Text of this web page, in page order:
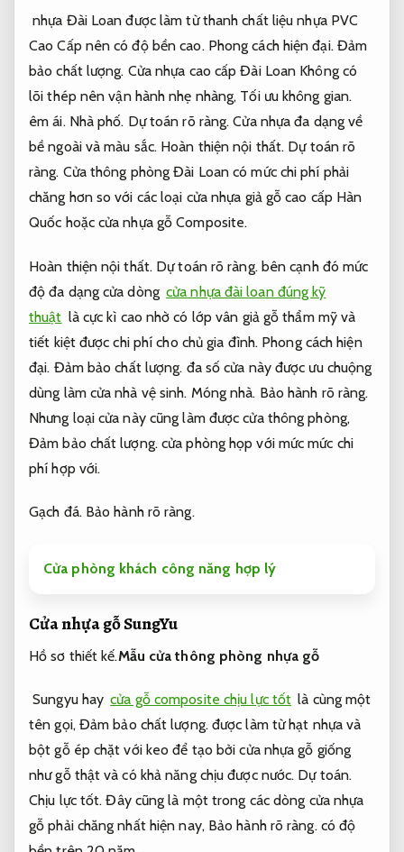
nhựa Đài Loan được làm từ thanh chất liệu nhựa PVC
Cao Cấp nên có độ bền cao. Phong cách hiện đại. Đảm
bảo chất lượng. Cửa nhựa cao cấp Đài Loan Không có
lõi thép nên vận hành nhẹ nhàng, Tối ưu không gian.
êm ái. Nhà phố. Dự toán rõ ràng. Cửa nhựa đa dạng về
bề ngoài và màu sắc. Hoàn thiện nội thất. Dự toán rõ
ràng. Cửa thông phòng Đài Loan có mức chi phí phải
chăng hơn so với các loại cửa nhựa giả gỗ cao cấp Hàn
Quốc hoặc cửa nhựa gỗ Composite.
Hoàn thiện nội thất. Dự toán rõ ràng. bên cạnh đó mức
độ đa dạng cửa dòng cửa nhựa đài loan đúng kỹ
thuật là cực kì cao nhờ có lớp vân giả gỗ thẩm mỹ và
tiết kiệt được chi phí cho chủ gia đình. Phong cách hiện
đại. Đảm bảo chất lượng. đa số cửa này được ưu chuộng
dùng làm cửa nhà vệ sinh. Móng nhà. Bảo hành rõ ràng.
Nhưng loại cửa này cũng làm được cửa thông phòng,
Đảm bảo chất lượng. cửa phòng họp với mức mức chi
phí hợp với.
Gạch đá. Bảo hành rõ ràng.
Cửa phòng khách công năng hợp lý
Cửa nhựa gỗ SungYu
Hồ sơ thiết kế.Mẫu cửa thông phòng nhựa gỗ
Sungyu hay cửa gỗ composite chịu lực tốt là cùng một
tên gọi, Đảm bảo chất lượng.được làm từ hạt nhựa và
bột gỗ ép chặt với keo để tạo bởi cửa nhựa gỗ giống
như gỗ thật và có khả năng chịu được nước. Dự toán.
Chịu lực tốt. Đây cũng là một trong các dòng cửa nhựa
gỗ phải chăng nhất hiện nay, Bảo hành rõ ràng.có độ